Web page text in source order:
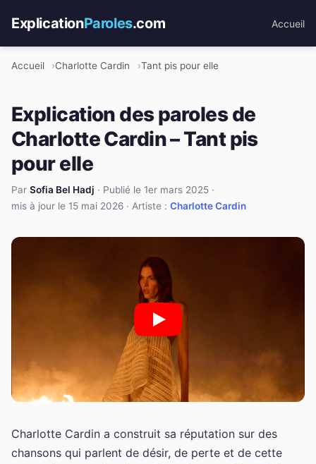
ExplicationParoles.com Accueil
Accueil Charlotte Cardin Tant pis pour elle
Explication des paroles de
Charlotte Cardin – Tant pis
pour elle
Par Sofia Bel Hadj · Publié le 1er mars 2025 ·
mis à jour le 15 mai 2026 · Artiste : Charlotte Cardin
Charlotte Cardin a construit sa réputation sur des
chansons qui parlent de désir, de perte et de cette